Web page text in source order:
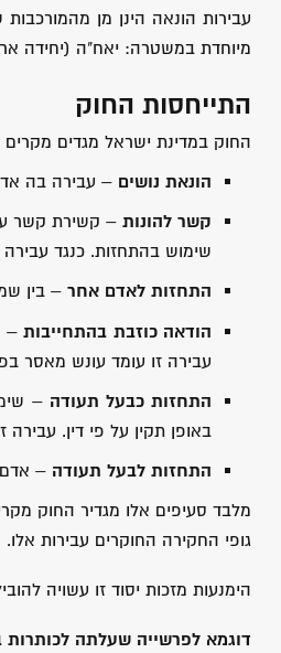
עבירות הונאה הינן מן
מיוחדת במשטרה: יאח"ה (יחידה
התייחסות החוק
החוק במדינת ישראל מגדים מקרים
הונאת נושים – עבירה בה
קשר להונות– קשירת קשר
שימוש בהתחזות. כנגד
התחזות לאדם אחר – בין
הודאה כוזבת בהתחייבות–
עבירה זו עומד עונש מאסר
התחזות כבעל תעודה –
באופן תקין על פי דין.
התחזות לבעל תעודה – אדם
מלבד סעיפים אלו מגדיר החוק
גופי החקירה החוקרים עבירות
הימנעות מזכות יסוד זו עשויה
דוגמא לפרשייה שעלתה